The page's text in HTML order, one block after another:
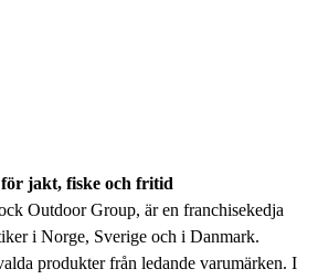
jakt, fiske och fritid
Outdoor Group, är en franchisekedja
i Norge, Sverige och i Danmark.
produkter från ledande varumärken. I